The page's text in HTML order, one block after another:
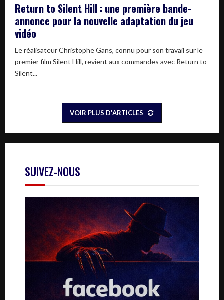
Return to Silent Hill : une première bande-
annonce pour la nouvelle adaptation du jeu
vidéo
Le réalisateur Christophe Gans, connu pour son travail sur le
premier film Silent Hill, revient aux commandes avec Return to
Silent...
VOIR PLUS D'ARTICLES
SUIVEZ-NOUS